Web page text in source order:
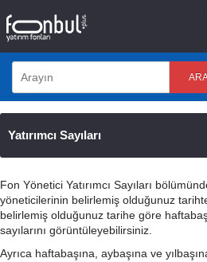
Yatırımcı Sayıları
Fon Yönetici Yatırımcı Sayıları
yöneticilerinin belirlemiş olduğunuz
belirlemiş olduğunuz tarihe göre
sayılarını görüntüleyebilirsiniz.
Ayrıca haftabaşına, aybaşına ve